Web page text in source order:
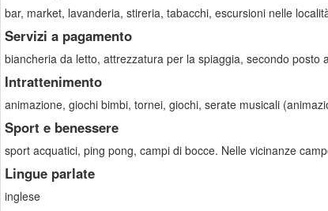
bar, market, lavanderia, stireria, tabacchi, escursioni nelle
Servizi a pagamento
biancheria da letto, attrezzatura per la spiaggia, secondo posto
Intrattenimento
animazione, giochi bimbi, tornei, giochi, serate musicali
Sport e benessere
sport acquatici, ping pong, campi di bocce. Nelle vicinanze
Lingue parlate
inglese